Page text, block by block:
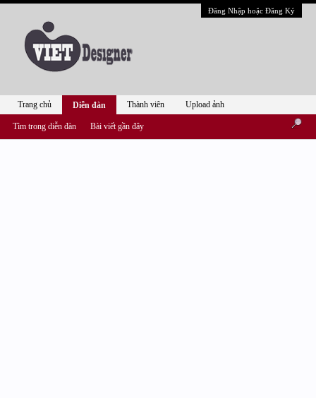
Đăng Nhập hoặc Đăng Ký
Trang chủ Diễn đàn
Tìm trong diễn đàn Bài viết gần đây
Thành viên Upload ảnh